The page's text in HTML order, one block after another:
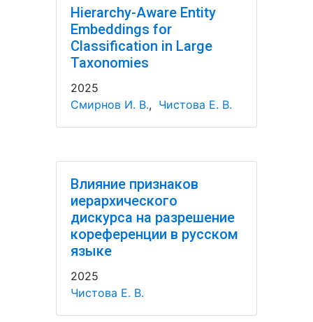
Hierarchy-Aware Entity
Embeddings for
Classification in Large
Taxonomies
2025
Смирнов И. В., Чистова Е. В.
Влияние признаков
иерархического
дискурса на разрешение
кореференции в русском
языке
2025
Чистова Е. В.